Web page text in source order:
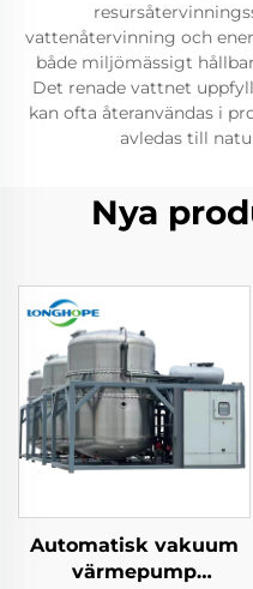
vattenåtervinning och
både miljömässigt
Det renade vattnet
kan ofta återanvändas i
avledas till
Nya
Automatisk vakuum
värmepump